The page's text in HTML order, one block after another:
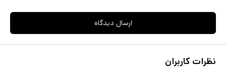
ارسال دیدگاه
نظرات کاربران